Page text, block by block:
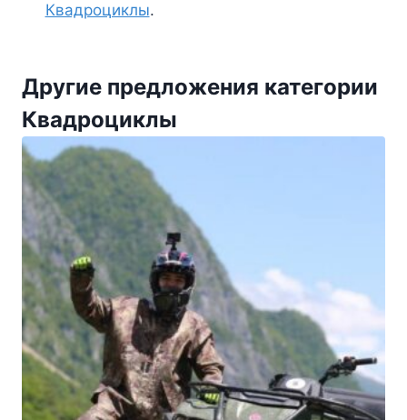
Квадроциклы.
Другие предложения категории
Квадроциклы